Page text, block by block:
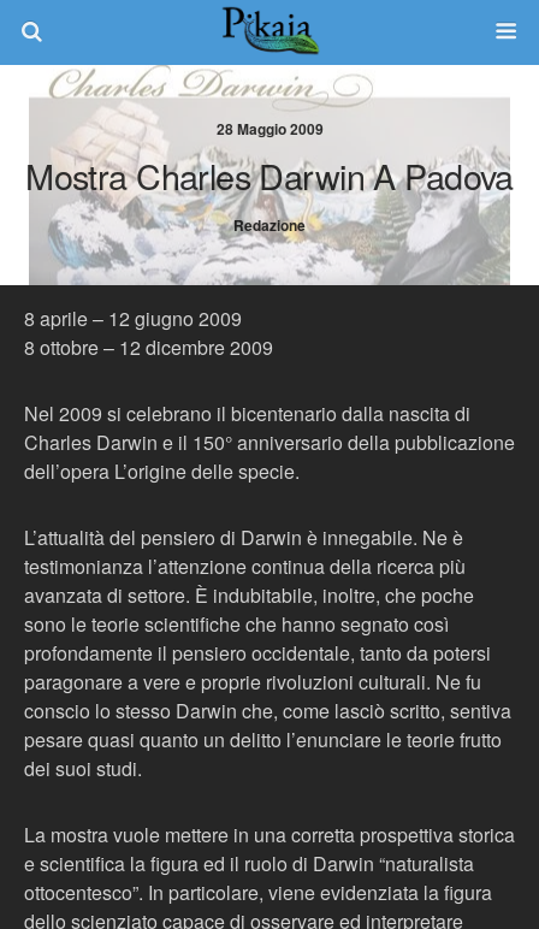
28 Maggio 2009
Mostra Charles Darwin A Padova
Redazione
8 aprile – 12 giugno 2009
8 ottobre – 12 dicembre 2009
Nel 2009 si celebrano il bicentenario dalla nascita di
Charles Darwin e il 150° anniversario della pubblicazione
dell’opera L’origine delle specie.
L’attualità del pensiero di Darwin è innegabile. Ne è
testimonianza l’attenzione continua della ricerca più
avanzata di settore. È indubitabile, inoltre, che poche
sono le teorie scientifiche che hanno segnato così
profondamente il pensiero occidentale, tanto da potersi
paragonare a vere e proprie rivoluzioni culturali. Ne fu
conscio lo stesso Darwin che, come lasciò scritto, sentiva
pesare quasi quanto un delitto l’enunciare le teorie frutto
dei suoi studi.
La mostra vuole mettere in una corretta prospettiva storica
e scientifica la figura ed il ruolo di Darwin “naturalista
ottocentesco”. In particolare, viene evidenziata la figura
dello scienziato capace di osservare ed interpretare